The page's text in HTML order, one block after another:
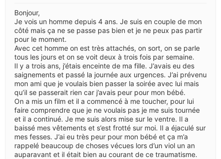
Bonjour,
Je vois un homme depuis 4 ans. Je suis en couple de mon
côté mais ça ne se passe pas bien et je ne peux pas partir
pour le moment.
Avec cet homme on est très attachés, on sort, on se parle
tous les jours et on se voit deux à trois fois par semaine.
Il y a trois ans, j’étais enceinte de ma fille. J’avais eu des
saignements et passé la journée aux urgences. J’ai prévenu
mon ami que je voulais bien passer la soirée avec lui mais
qu’il se passerait rien car j’avais peur pour mon bébé.
On a mis un film et il a commencé à me toucher, pour lui
faire comprendre que je ne voulais pas je me suis tournée
et il a continué. Je me suis alors mise sur le ventre. Il a
baissé mes vêtements et s’est frotté sur moi. Il a éjaculé sur
mes fesses. J’ai eu très peur pour mon bébé et ça m’a
rappelé beaucoup de choses vécues lors d’un viol un an
auparavant et il était bien au courant de ce traumatisme.